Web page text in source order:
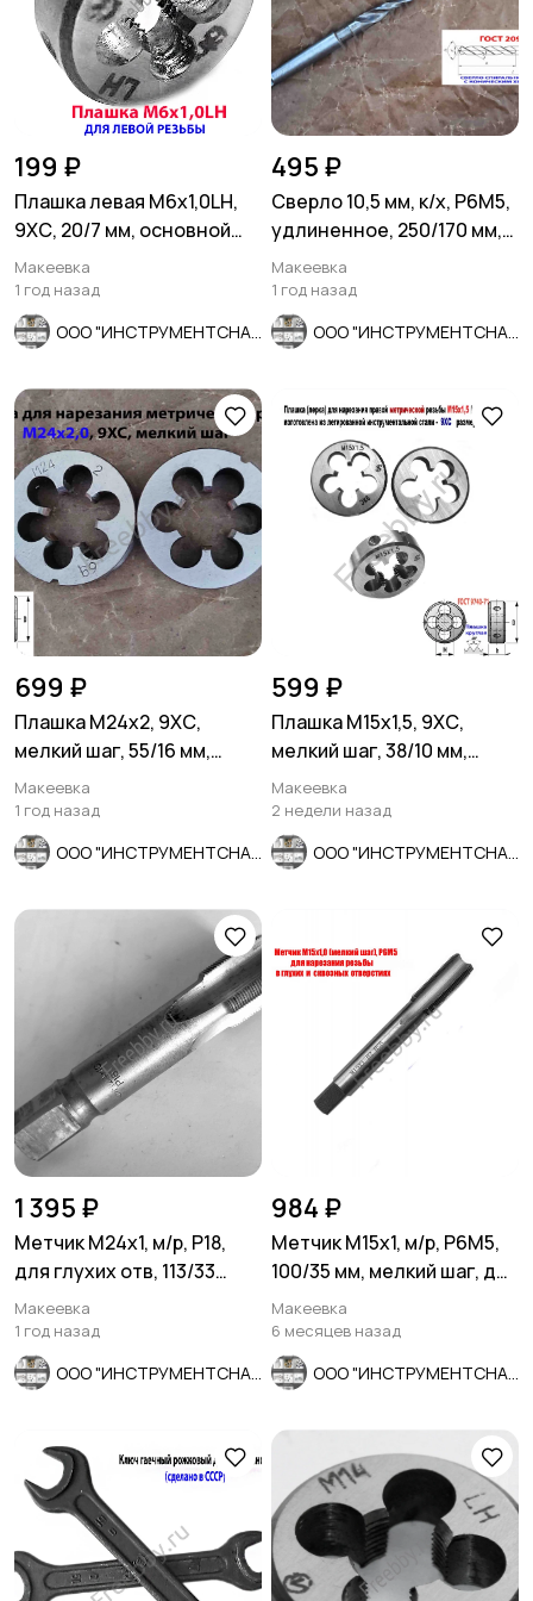
199 ₽
Плашка левая М6х1,0LH,
9ХС, 20/7 мм, основной
шаг, ГОСТ 9740-71.
Макеевка
1 год назад
495 ₽
Сверло 10,5 мм, к/х, Р6М5,
удлиненное, 250/170 мм,
КМ1, СССР.
Макеевка
1 год назад
699 ₽
Плашка М24х2, 9ХС,
мелкий шаг, 55/16 мм,
ГОСТ 7740-71, сделано в
СССР
Макеевка
1 год назад
599 ₽
Плашка М15х1,5, 9ХС,
мелкий шаг, 38/10 мм,
ГОСТ 7740-71
Макеевка
2 недели назад
1 395 ₽
Метчик М24х1, м/р, Р18,
для глухих отв, 113/33
мм,мелкий шаг, СССР.
Макеевка
1 год назад
984 ₽
Метчик М15х1, м/р, Р6М5,
100/35 мм, мелкий шаг, для
скв и глух резьбы.
Макеевка
6 месяцев назад